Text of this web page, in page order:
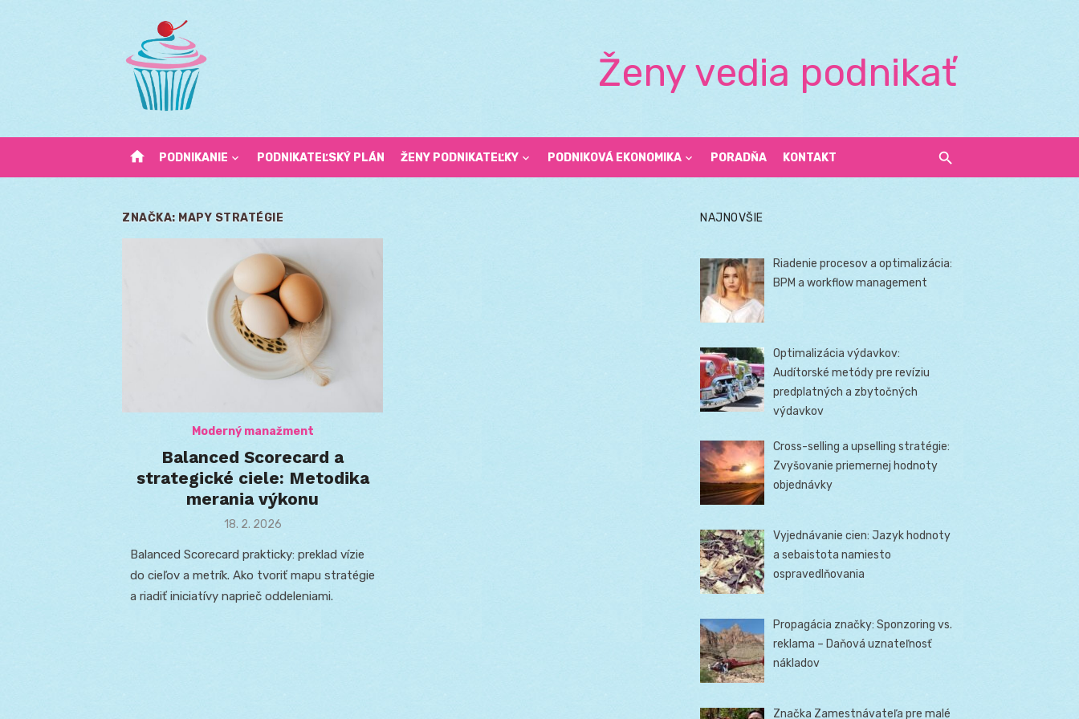
Ženy vedia podnikať
home PODNIKANIE PODNIKATEĽSKÝ PLÁN ŽENY PODNIKATEĽKY PODNIKOVÁ EKONOMIKA PORADŇA KONTAKT
ZNAČKA: MAPY STRATÉGIE
Moderný manažment
Balanced Scorecard a
strategické ciele: Metodika
merania výkonu
Posted
18. 2. 2026
Balanced Scorecard prakticky: preklad vízie
do cieľov a metrík. Ako tvoriť mapu stratégie
a riadiť iniciatívy naprieč oddeleniami.
NAJNOVŠIE
Riadenie procesov a optimalizácia:
BPM a workflow management
Optimalizácia výdavkov:
Audítorské metódy pre revíziu
predplatných a zbytočných
výdavkov
Cross-selling a upselling stratégie:
Zvyšovanie priemernej hodnoty
objednávky
Vyjednávanie cien: Jazyk hodnoty
a sebaistota namiesto
ospravedlňovania
Propagácia značky: Sponzoring vs.
reklama – Daňová uznateľnosť
nákladov
Značka Zamestnávateľa pre malé